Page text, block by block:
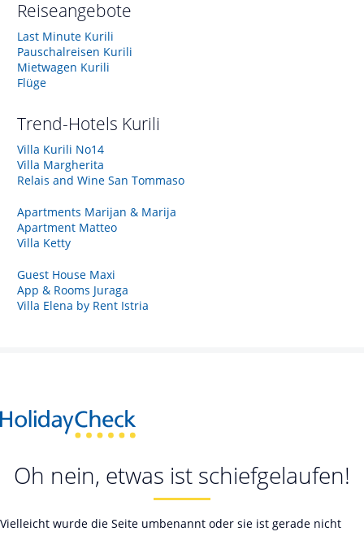
Reiseangebote
Last Minute Kurili
Pauschalreisen Kurili
Mietwagen Kurili
Flüge
Trend-Hotels Kurili
Villa Kurili No14
Villa Margherita
Relais and Wine San Tommaso
Apartments Marijan & Marija
Apartment Matteo
Villa Ketty
Guest House Maxi
App & Rooms Juraga
Villa Elena by Rent Istria
Oh nein, etwas ist schiefgelaufen!
Vielleicht wurde die Seite umbenannt oder sie ist gerade nicht